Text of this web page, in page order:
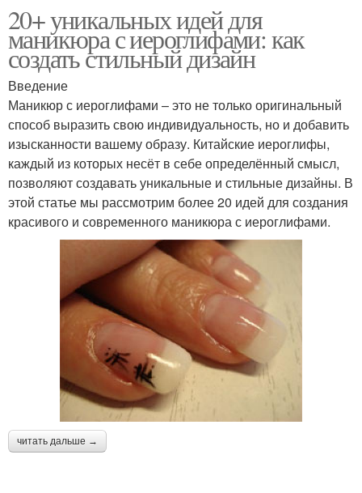
20+ уникальных идей для
маникюра с иероглифами: как
создать стильный дизайн
Введение
Маникюр с иероглифами – это не только оригинальный
способ выразить свою индивидуальность, но и добавить
изысканности вашему образу. Китайские иероглифы,
каждый из которых несёт в себе определённый смысл,
позволяют создавать уникальные и стильные дизайны. В
этой статье мы рассмотрим более 20 идей для создания
красивого и современного маникюра с иероглифами.
читать дальше →